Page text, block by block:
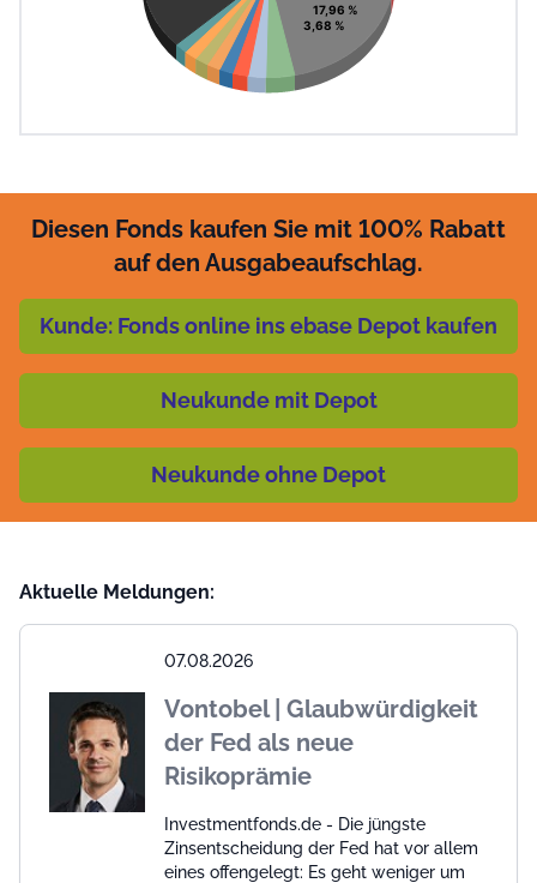
17,96 %
3,68 %
Diesen Fonds kaufen Sie mit 100% Rabatt
auf den Ausgabeaufschlag.
Kunde: Fonds online ins ebase Depot kaufen
Neukunde mit Depot
Neukunde ohne Depot
Aktuelle Meldungen:
07.08.2026
Vontobel | Glaubwürdigkeit
der Fed als neue
Risikoprämie
Investmentfonds.de - Die jüngste
Zinsentscheidung der Fed hat vor allem
eines offengelegt: Es geht weniger um